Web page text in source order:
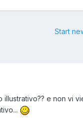
Start
e non vi